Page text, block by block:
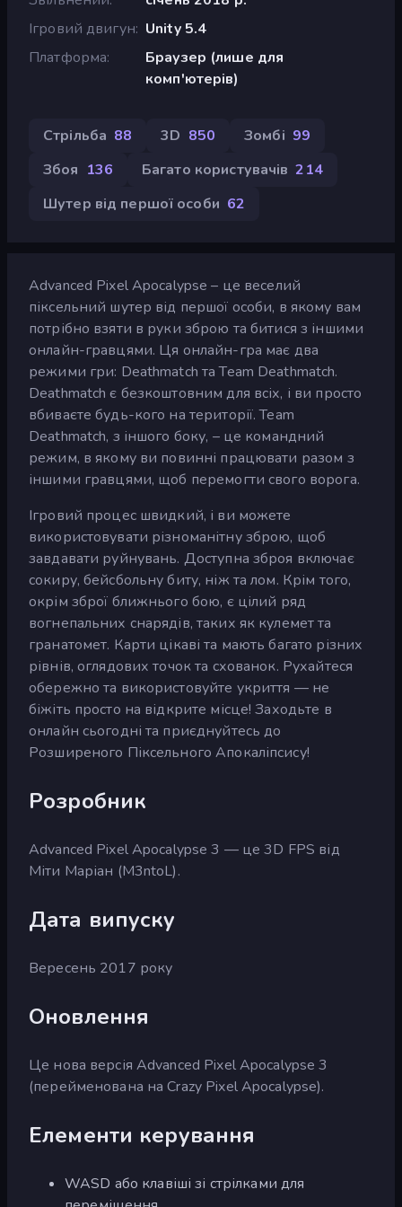
Ігровий двигун Unity 5.4
Платформа
Браузер (лише для
комп'ютерів)
Стрільба 88 3D 850 Зомбі 99
Збоя 136 Багато користувачів 214
Шутер від першої особи 62
Advanced Pixel Apocalypse – це веселий
піксельний шутер від першої особи, в якому вам
потрібно взяти в руки зброю та битися з іншими
онлайн-гравцями. Ця онлайн-гра має два
режими гри: Deathmatch та Team Deathmatch.
Deathmatch є безкоштовним для всіх, і ви просто
вбиваєте будь-кого на території. Team
Deathmatch, з іншого боку, – це командний
режим, в якому ви повинні працювати разом з
іншими гравцями, щоб перемогти свого ворога.
Ігровий процес швидкий, і ви можете
використовувати різноманітну зброю, щоб
завдавати руйнувань. Доступна зброя включає
сокиру, бейсбольну биту, ніж та лом. Крім того,
окрім зброї ближнього бою, є цілий ряд
вогнепальних снарядів, таких як кулемет та
гранатомет. Карти цікаві та мають багато різних
рівнів, оглядових точок та схованок. Рухайтеся
обережно та використовуйте укриття — не
біжіть просто на відкрите місце! Заходьте в
онлайн сьогодні та приєднуйтесь до
Розширеного Піксельного Апокаліпсису!
Розробник
Advanced Pixel Apocalypse 3 — це 3D FPS від
Міти Маріан (M3ntoL).
Дата випуску
Вересень 2017 року
Оновлення
Це нова версія Advanced Pixel Apocalypse 3
(перейменована на Crazy Pixel Apocalypse).
Елементи керування
WASD або клавіші зі стрілками для